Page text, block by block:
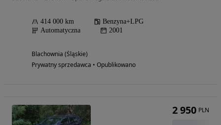
414 000 km
Benzyna+LPG
Automatyczna
2001
Blachownia (Śląskie)
Prywatny sprzedawca • Opublikowano
2 950 PLN